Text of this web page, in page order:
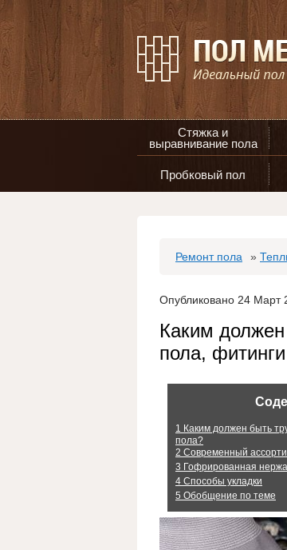
Стяжка и
выравнивание пола
Пробковый пол
Ремонт пола »
Опубликовано 24 Март
Каким
пола,
1 Каким должен быть
пола?
2 Современный
3 Гофрированная
4 Способы укладки
5 Обобщение по теме